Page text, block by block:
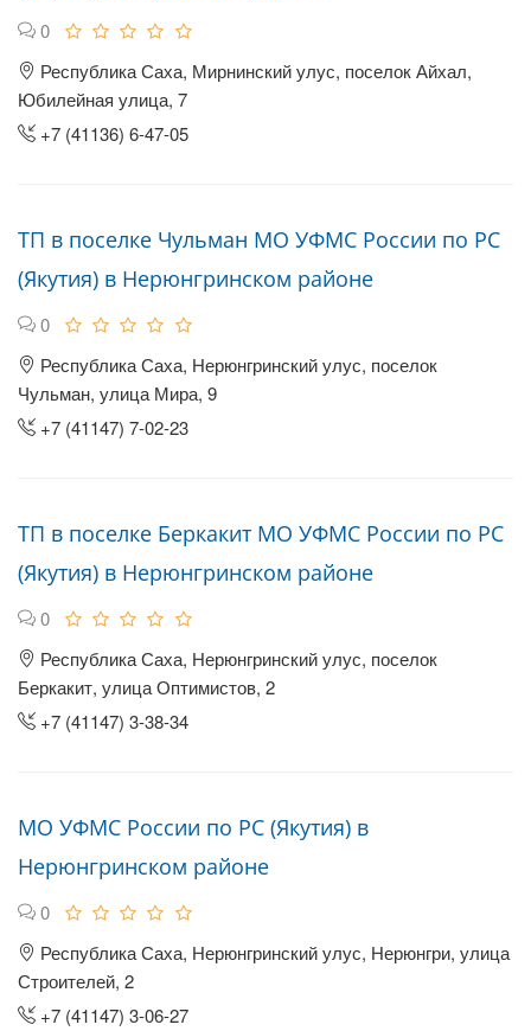
0
Республика Саха, Мирнинский улус, поселок Айхал,
Юбилейная улица, 7
+7 (41136) 6-47-05
ТП в поселке Чульман МО УФМС России по РС
(Якутия) в Нерюнгринском районе
0
Республика Саха, Нерюнгринский улус, поселок
Чульман, улица Мира, 9
+7 (41147) 7-02-23
ТП в поселке Беркакит МО УФМС России по РС
(Якутия) в Нерюнгринском районе
0
Республика Саха, Нерюнгринский улус, поселок
Беркакит, улица Оптимистов, 2
+7 (41147) 3-38-34
МО УФМС России по РС (Якутия) в
Нерюнгринском районе
0
Республика Саха, Нерюнгринский улус, Нерюнгри, улица
Строителей, 2
+7 (41147) 3-06-27